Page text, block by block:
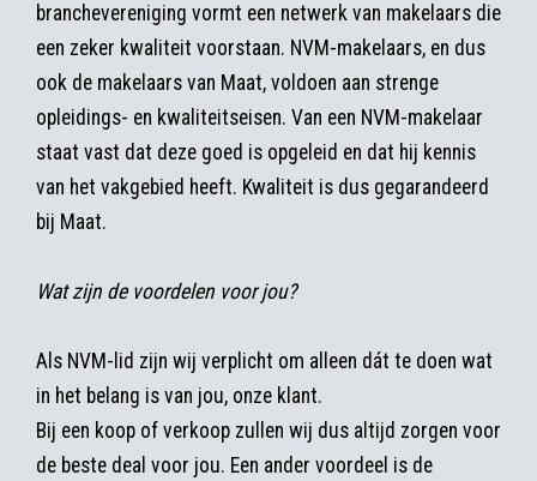
branchevereniging vormt een netwerk van makelaars die
een zeker kwaliteit voorstaan. NVM-makelaars, en dus
ook de makelaars van Maat, voldoen aan strenge
opleidings- en kwaliteitseisen. Van een NVM-makelaar
staat vast dat deze goed is opgeleid en dat hij kennis
van het vakgebied heeft. Kwaliteit is dus gegarandeerd
bij Maat.
Wat zijn de voordelen voor jou?
Als NVM-lid zijn wij verplicht om alleen dát te doen wat
in het belang is van jou, onze klant.
Bij een koop of verkoop zullen wij dus altijd zorgen voor
de beste deal voor jou. Een ander voordeel is de